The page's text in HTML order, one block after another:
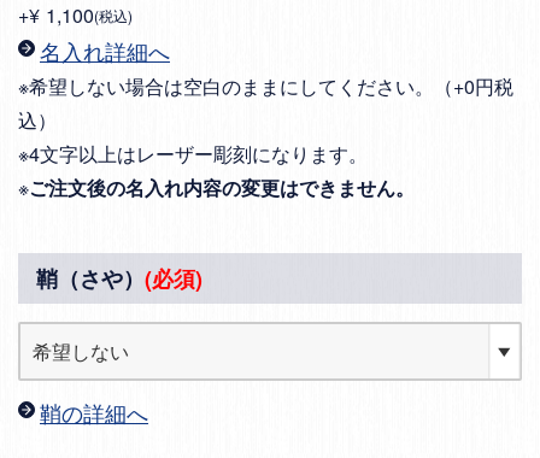
+¥ 1,100 税込
名入れ詳細へ
※希望しない場合は空白のままにしてください。（+0円税
込）
※4文字以上はレーザー彫刻になります。
※ご注文後の名入れ内容の変更はできません。
鞘（さや） (必須)
鞘の詳細へ